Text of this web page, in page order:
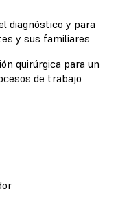
diagnóstico y para
y sus familiares
quirúrgica para un
de trabajo